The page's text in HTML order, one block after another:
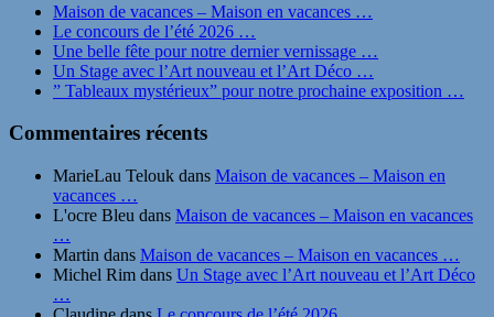
Maison de vacances – Maison en vacances …
Le concours de l’été 2026 …
Une belle fête pour notre dernier vernissage …
Un Stage avec l’Art nouveau et l’Art Déco …
” Tableaux mystérieux” pour notre prochaine exposition …
Commentaires récents
MarieLau Telouk dans Maison de vacances – Maison en
vacances …
L'ocre Bleu dans Maison de vacances – Maison en vacances
…
Martin dans Maison de vacances – Maison en vacances …
Michel Rim dans Un Stage avec l’Art nouveau et l’Art Déco
…